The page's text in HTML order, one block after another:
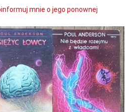
mnie o jego ponownej